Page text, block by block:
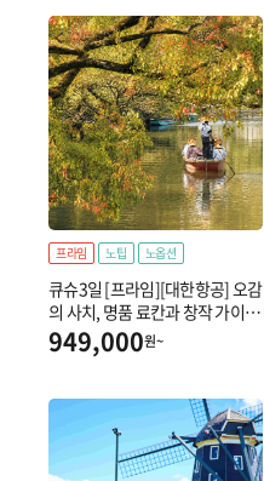
프라임 노팁 노옵션
큐슈3일 [프라임][대한항공] 오감
의 사치, 명품 료칸과 창작 가이세
키
949,000원~